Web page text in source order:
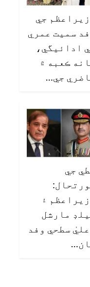
جي
سميت عمري
ادائيگي،
ڪعبه ۾
جي…
جي
۽
مارشل
سطحي وفد